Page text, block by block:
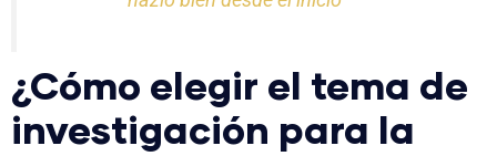
¿Cómo elegir el tema de
investigación para la